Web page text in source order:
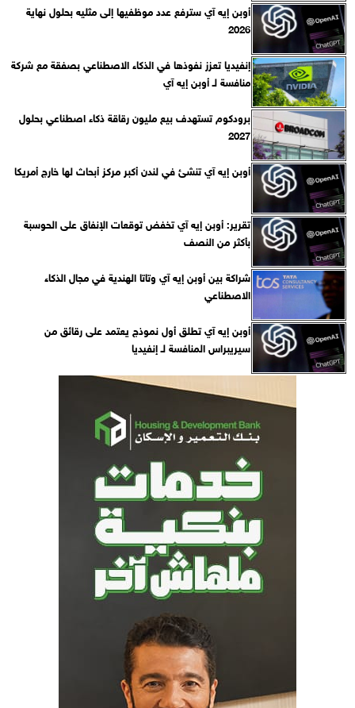
أوبن إيه آي سترفع عدد موظفيها إلى مثليه بحلول نهاية
2026
إنفيديا تعزز نفوذها في الذكاء الاصطناعي بصفقة مع شركة
منافسة لـ أوبن إيه آي
برودكوم تستهدف بيع مليون رقاقة ذكاء اصطناعي بحلول
2027
أوبن إيه آي تنشئ في لندن أكبر مركز أبحاث لها خارج أمريكا
تقرير: أوبن إيه آي تخفض توقعات الإنفاق على الحوسبة
بأكثر من النصف
شراكة بين أوبن إيه آي وتاتا الهندية في مجال الذكاء
الاصطناعي
أوبن إيه آي تطلق أول نموذج يعتمد على رقائق من
سيريبراس المنافسة لـ إنفيديا